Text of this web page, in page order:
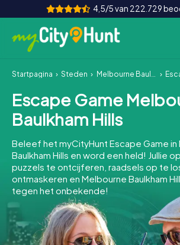
4,5/5 van 222.729
Hoe het werkt
Steden
Teamevenement
Tickets
INT AT CH
ES
FR UK
Startpagina Steden Melbourne Baulkham Hills Escape
Escape Game
Baulkham Hills
Beleef het myCityHunt Escape Game in
Baulkham Hills en word een held! Jullie
puzzels te ontcijferen, raadsels op te
ontmaskeren en Melbourne Baulkham
tegen het onbekende!